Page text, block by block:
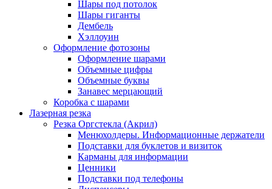
Шары под потолок
Шары гиганты
Дембель
Хэллоуин
Оформление фотозоны
Оформление шарами
Объемные цифры
Объемные буквы
Занавес мерцающий
Коробка с шарами
Лазерная резка
Резка Оргстекла (Акрил)
Менюхолдеры. Информационные держатели
Подставки для буклетов и визиток
Карманы для информации
Ценники
Подставки под телефоны